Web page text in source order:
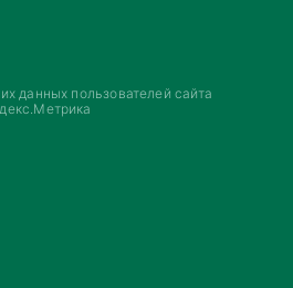
данных пользователей сайта